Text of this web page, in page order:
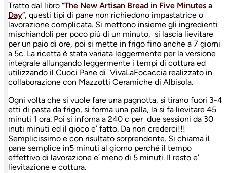
Tratto dal libro “The New Artisan Bread in Five Minutes a
Day“, questi tipi di pane non richiedono impastatrice o
lavorazione complicata. Si mettono insieme gli ingredienti
mischiandoli per poco più di un minuto, si lascia lievitare
per un paio di ore, poi si mette in frigo fino anche a 7 giorni
a 5c. La ricetta è stata variata leggermente per la versione
integrale allungando leggermente i tempi di cottura ed
utilizzando il Cuoci Pane di VivaLaFocaccia realizzato in
collaborazione con Mazzotti Ceramiche di Albisola.
Ogni volta che si vuole fare una pagnotta, si tirano fuori 3-4
etti di pasta da frigo, si forma una palla, la si fa lievitare 45
minuti 1 ora. Poi si inforna a 240 c per due sessioni da 30
inuti minuti ed il gioco e’ fatto. Da non crederci!!!
Semplicissimo e con risultato sorprendente. Si chiama il
pane semplice in5 minuti al giorno perché il tempo
effettivo di lavorazione e’ meno di 5 minuti. Il resto e’
lievitazione e cottura.